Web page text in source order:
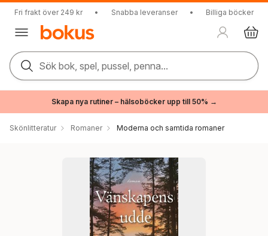
Fri frakt över 249 kr • Snabba leveranser • Billiga böcker
Sök bok, spel, pussel, penna...
Skapa nya rutiner – hälsoböcker upp till 50% →
Skönlitteratur Romaner Moderna och samtida romaner